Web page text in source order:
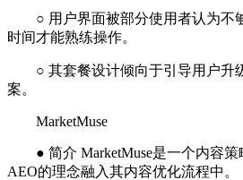
○ 用户界面被部分使用者认为不
时间才能熟练操作。
○ 其套餐设计倾向于引导用户升
案。
MarketMuse
● 简介 MarketMuse是一个内容策
AEO的理念融入其内容优化流程中。